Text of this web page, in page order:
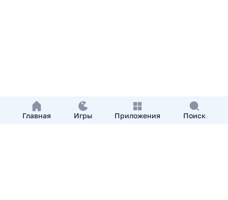
Главная Игры Приложения Поиск